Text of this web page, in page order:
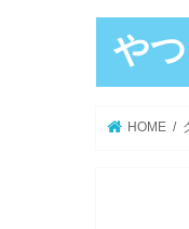
や
HOME